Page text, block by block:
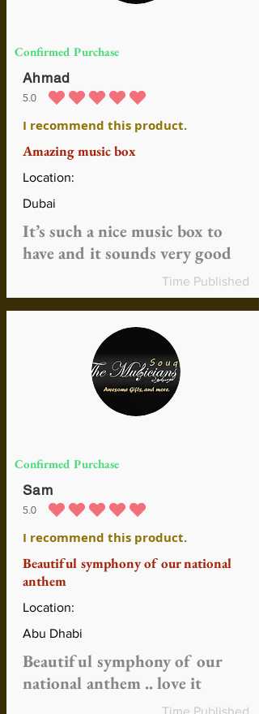
Confirmed Purchase
Ahmad
5.0
средний рейтинг 5 из 5
I recommend this product.
Amazing music box
Location:
Dubai
It’s such a nice music box to
have and it sounds very good
Time Published
Confirmed Purchase
Sam
5.0
средний рейтинг 5 из 5
I recommend this product.
Beautiful symphony of our national
anthem
Location:
Abu Dhabi
Beautiful symphony of our
national anthem .. love it